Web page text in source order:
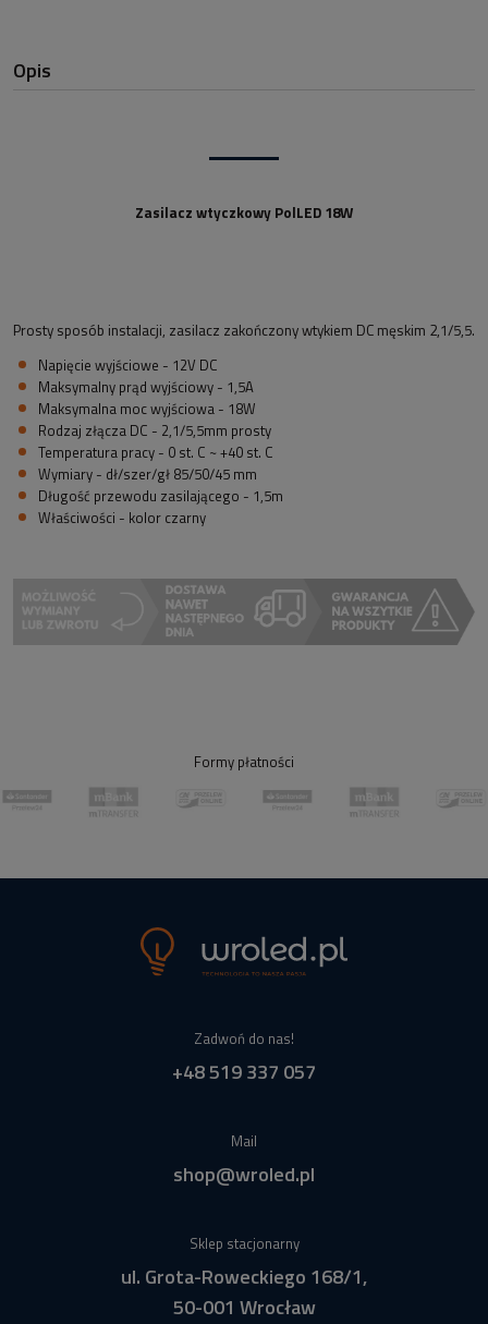
Opis
Zasilacz wtyczkowy PolLED 18W
Prosty sposób instalacji, zasilacz zakończony wtykiem DC męskim 2,1/5,5.
Napięcie wyjściowe - 12V DC
Maksymalny prąd wyjściowy - 1,5A
Maksymalna moc wyjściowa - 18W
Rodzaj złącza DC - 2,1/5,5mm prosty
Temperatura pracy - 0 st. C ~ +40 st. C
Wymiary - dł/szer/gł 85/50/45 mm
Długość przewodu zasilającego - 1,5m
Właściwości - kolor czarny
Formy płatności
Zadwoń do nas!
+48 519 337 057
Mail
shop@wroled.pl
Sklep stacjonarny
ul. Grota-Roweckiego 168/1,
50-001 Wrocław